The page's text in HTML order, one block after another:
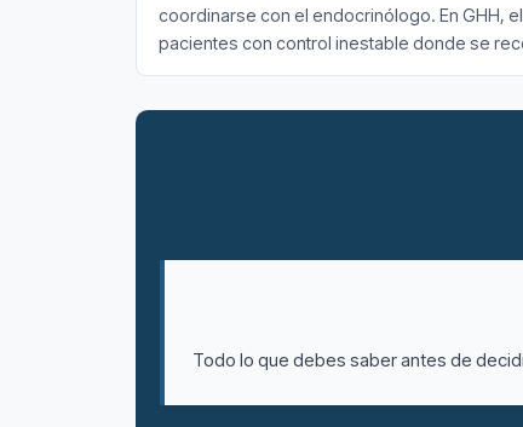
coordinarse con el endocrinólogo. En GHH,
pacientes con control inestable donde se
Todo lo que debes saber antes de